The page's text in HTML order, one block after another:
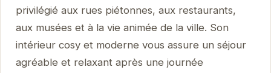
privilégié aux rues piétonnes, aux restaurants,
aux musées et à la vie animée de la ville. Son
intérieur cosy et moderne vous assure un séjour
agréable et relaxant après une journée